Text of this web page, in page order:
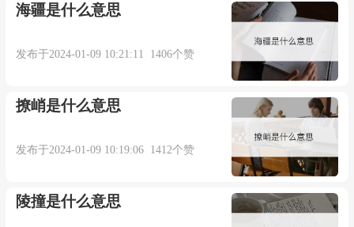
海疆是什么意思
发布于2024-01-09 10:21:11 1406个赞
撩峭是什么意思
发布于2024-01-09 10:19:06 1412个赞
陵撞是什么意思